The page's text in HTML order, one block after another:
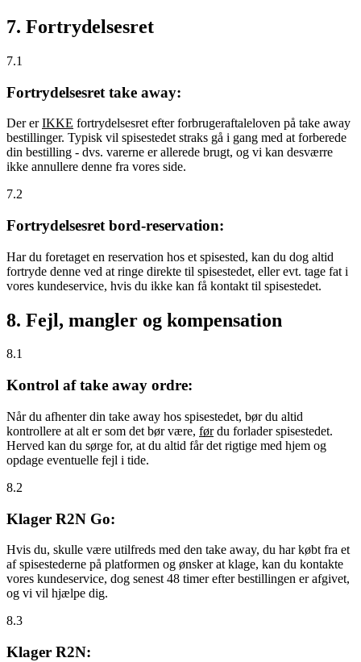
7. Fortrydelsesret
7.1
Fortrydelsesret take away:
Der erIKKE fortrydelsesret efter forbrugeraftaleloven på take away
bestillinger. Typisk vil spisestedet straks gå i gang med at forberede
din bestilling - dvs. varerne er allerede brugt, og vi kan desværre
ikke annullere denne fra vores side.
7.2
Fortrydelsesret bord-reservation:
Har du foretaget en reservation hos et spisested, kan du dog altid
fortryde denne ved at ringe direkte til spisestedet, eller evt. tage fat i
vores kundeservice, hvis du ikke kan få kontakt til spisestedet.
8. Fejl, mangler og kompensation
8.1
Kontrol af take away ordre:
Når du afhenter din take away hos spisestedet, bør du altid
kontrollere at alt er som det bør være, førdu forlader spisestedet.
Herved kan du sørge for, at du altid får det rigtige med hjem og
opdage eventuelle fejl i tide.
8.2
Klager R2N Go:
Hvis du, skulle være utilfreds med den take away, du har købt fra et
af spisestederne på platformen og ønsker at klage, kan du kontakte
vores kundeservice, dog senest 48 timer efter bestillingen er afgivet,
og vi vil hjælpe dig.
8.3
Klager R2N: